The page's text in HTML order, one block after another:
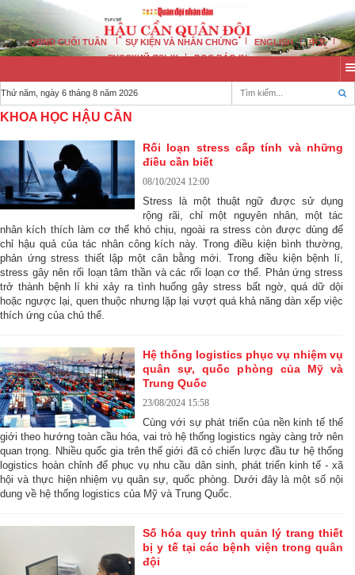
QĐND CUỐI TUẦN SỰ KIỆN VÀ NHÂN CHỨNG ENGLISH
中文
РУССКИЙ ЯЗЫК
ĐỌC BÁO IN
Thứ năm, ngày 6 tháng 8 năm 2026
KHOA HỌC HẬU CẦN
Rối loạn stress cấp tính và những
điều cần biết
08/10/2024 12:00
Stress là một thuật ngữ được sử dụng
rộng rãi, chỉ một nguyên nhân, một tác
nhân kích thích làm cơ thể khó chịu, ngoài ra stress còn được dùng để
chỉ hậu quả của tác nhân công kích này. Trong điều kiện bình thường,
phản ứng stress thiết lập một cân bằng mới. Trong điều kiện bệnh lí,
stress gây nên rối loạn tâm thần và các rối loạn cơ thể. Phản ứng stress
trở thành bệnh lí khi xảy ra tình huống gây stress bất ngờ, quá dữ dội
hoặc ngược lại, quen thuộc nhưng lặp lại vượt quá khả năng dàn xếp việc
thích ứng của chủ thể.
Hệ thống logistics phục vụ nhiệm vụ
quân sự, quốc phòng của Mỹ và
Trung Quốc
23/08/2024 15:58
Cùng với sự phát triển của nền kinh tế thế
giới theo hướng toàn cầu hóa, vai trò hệ thống logistics ngày càng trở nên
quan trọng. Nhiều quốc gia trên thế giới đã có chiến lược đầu tư hệ thống
logistics hoàn chỉnh để phục vụ nhu cầu dân sinh, phát triển kinh tế - xã
hội và thực hiện nhiệm vụ quân sự, quốc phòng. Dưới đây là một số nội
dung về hệ thống logistics của Mỹ và Trung Quốc.
Số hóa quy trình quản lý trang thiết
bị y tế tại các bệnh viện trong quân
đội